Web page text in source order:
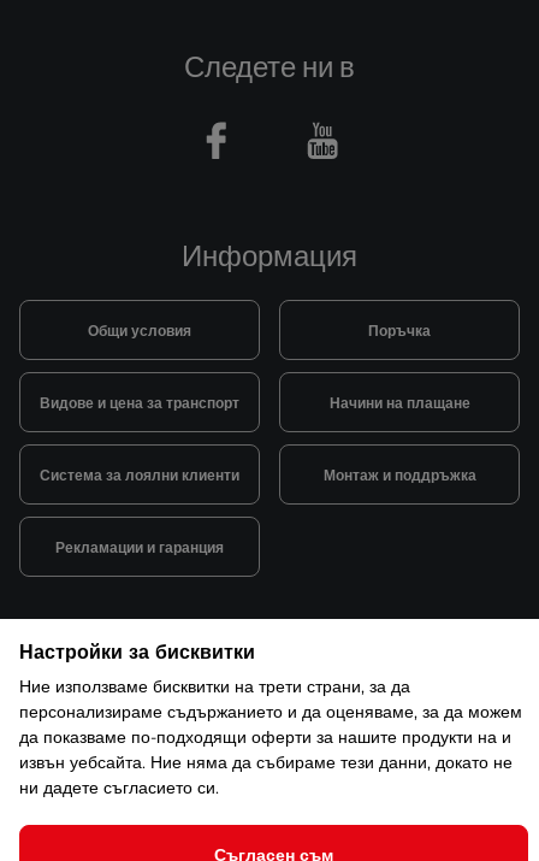
Информация
Общи условия Поръчка
Видове и цена за транспорт Начини на плащане
Система за лоялни клиенти Монтаж и поддръжка
Рекламации и гаранция
Следете ни в
Facebook Youtube
© 2026 САКСО ООД Всички права запазени
Защита на лични данни Открийте ни в ShopMania
Настройки за бисквитки
Настройки за бисквитки
Ние използваме бисквитки на трети страни, за да
персонализираме съдържанието и да оценяваме, за да можем
да показваме по-подходящи оферти за нашите продукти на и
извън уебсайта. Ние няма да събираме тези данни, докато не
ни дадете съгласието си.
Съгласен съм